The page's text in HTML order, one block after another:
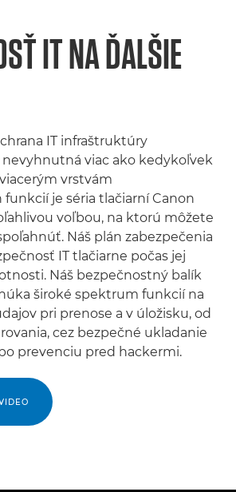
IT NA ĎALŠIE
IT infraštruktúry
viac ako kedykoľvek
vrstvám
je séria tlačiarní Canon
voľbou, na ktorú môžete
Náš plán zabezpečenia
IT tlačiarne počas jej
Náš bezpečnostný balík
široké spektrum funkcií na
pri prenose a v úložisku, od
cez bezpečné ukladanie
prevenciu pred hackermi.